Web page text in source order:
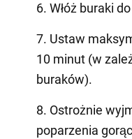
6. Włóż buraki
7. Ustaw
10 minut (w
buraków).
8. Ostrożnie
poparzenia